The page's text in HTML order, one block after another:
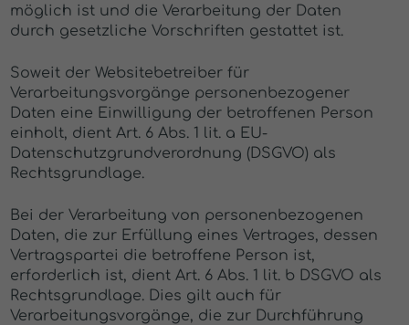
möglich ist und die Verarbeitung der Daten
durch gesetzliche Vorschriften gestattet ist.
Soweit der Websitebetreiber für
Verarbeitungsvorgänge personenbezogener
Daten eine Einwilligung der betroffenen Person
einholt, dient Art. 6 Abs. 1 lit. a EU-
Datenschutzgrundverordnung (DSGVO) als
Rechtsgrundlage.
Bei der Verarbeitung von personenbezogenen
Daten, die zur Erfüllung eines Vertrages, dessen
Vertragspartei die betroffene Person ist,
erforderlich ist, dient Art. 6 Abs. 1 lit. b DSGVO als
Rechtsgrundlage. Dies gilt auch für
Verarbeitungsvorgänge, die zur Durchführung